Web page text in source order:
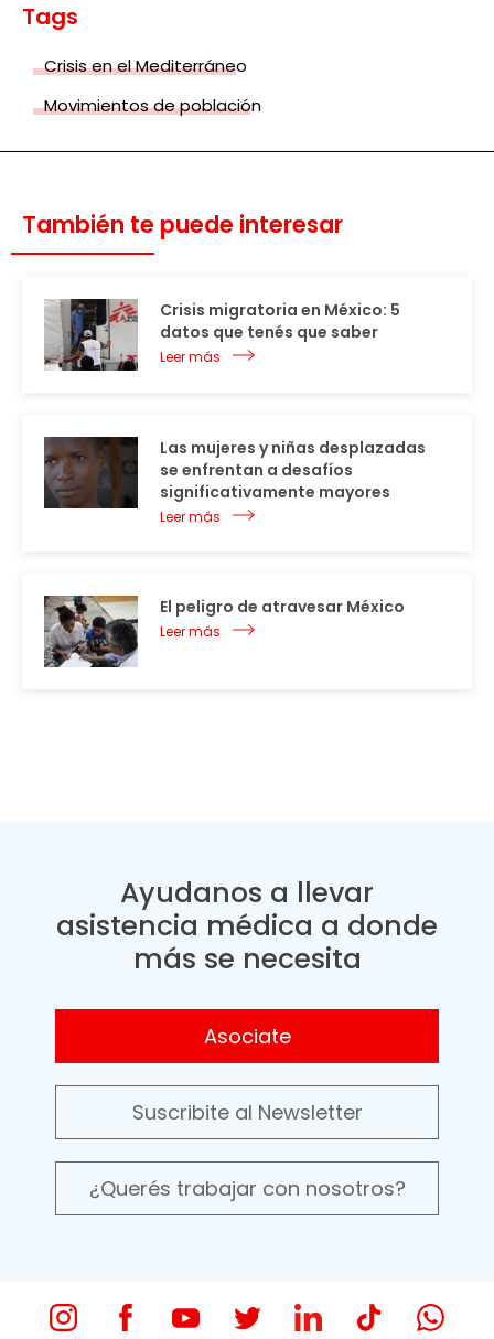
Tags
Crisis en el Mediterráneo
Movimientos de población
También te puede interesar
Crisis migratoria en México: 5
datos que tenés que saber
Leer más
Las mujeres y niñas desplazadas
se enfrentan a desafíos
significativamente mayores
Leer más
El peligro de atravesar México
Leer más
Ayudanos a llevar
asistencia médica a donde
más se necesita
Asociate
Suscribite al Newsletter
¿Querés trabajar con nosotros?